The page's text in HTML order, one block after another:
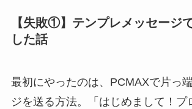
【失敗①】テンプレメッセージ
した話
最初にやったのは、PCMAXで片っ
ジを送る方法。「はじめまして！プ